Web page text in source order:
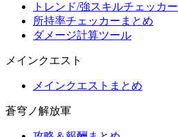
トレンド/強スキルチェッカー
所持率チェッカーまとめ
ダメージ計算ツール
メインクエスト
メインクエストまとめ
蒼穹ノ解放軍